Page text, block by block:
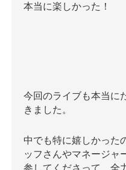
本当に楽しかった！
今回のライブも本当に
きました。
中でも特に嬉しかった
ッフさんやマネージャ
参してくださって、全